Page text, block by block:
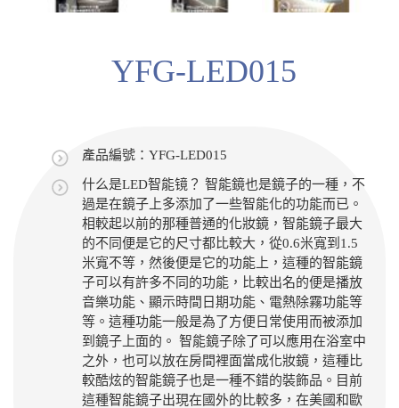
YFG-LED015
產品編號：YFG-LED015
什么是LED智能镜？ 智能鏡也是鏡子的一種，不
過是在鏡子上多添加了一些智能化的功能而已。
相較起以前的那種普通的化妝鏡，智能鏡子最大
的不同便是它的尺寸都比較大，從0.6米寬到1.5
米寬不等，然後便是它的功能上，這種的智能鏡
子可以有許多不同的功能，比較出名的便是播放
音樂功能、顯示時間日期功能、電熱除霧功能等
等。這種功能一般是為了方便日常使用而被添加
到鏡子上面的。 智能鏡子除了可以應用在浴室中
之外，也可以放在房間裡面當成化妝鏡，這種比
較酷炫的智能鏡子也是一種不錯的裝飾品。目前
這種智能鏡子出現在國外的比較多，在美國和歐